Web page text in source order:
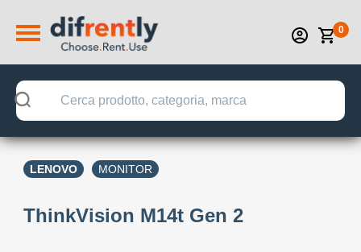
0
LENOVO MONITOR
ThinkVision M14t Gen 2